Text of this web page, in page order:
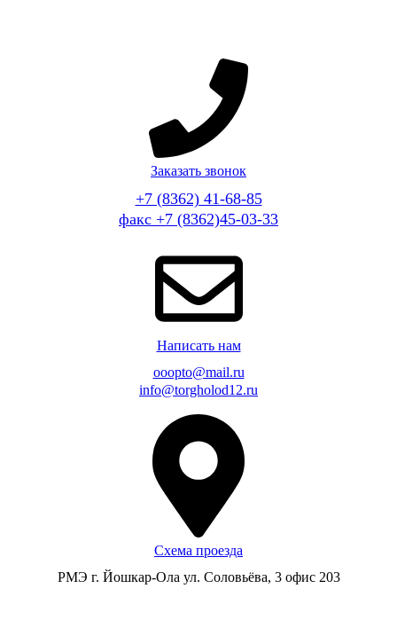
Заказать звонок
+7 (8362) 41-68-85
факс +7 (8362)45-03-33
Написать нам
ooopto@mail.ru
info@torgholod12.ru
Схема проезда
РМЭ г. Йошкар-Ола ул. Соловьёва, 3 офис 203